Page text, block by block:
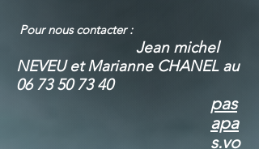
Pour nous contacter :
Jean michel
NEVEU et Marianne CHANEL au
06 73 50 73 40
pas
apa
s.vo